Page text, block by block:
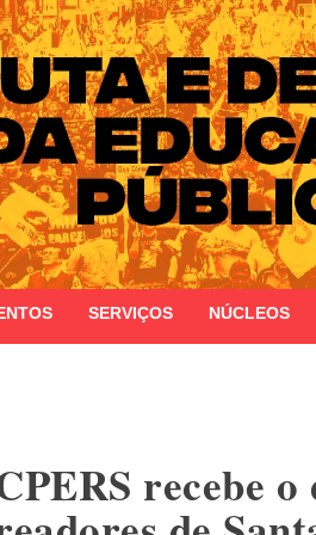
Estado do Rio Grande do Sul
SERVIÇOS NÚCLEOS
recebe